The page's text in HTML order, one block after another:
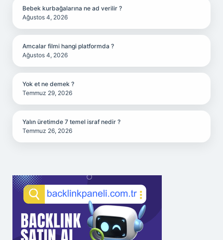
Bebek kurbağalarına ne ad verilir ?
Ağustos 4, 2026
Amcalar filmi hangi platformda ?
Ağustos 4, 2026
Yok et ne demek ?
Temmuz 29, 2026
Yalın üretimde 7 temel israf nedir ?
Temmuz 26, 2026